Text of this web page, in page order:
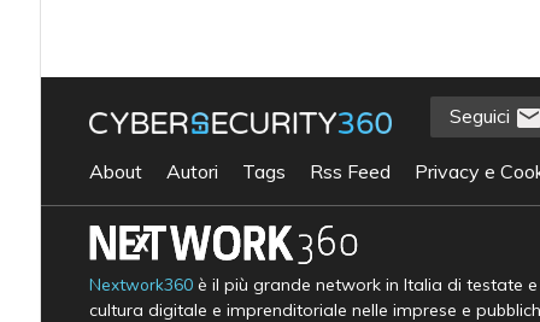
Seguici
About Autori Tags Rss Feed Privacy e
Nextwork360è il più grande network in Italia di testate
cultura digitale e imprenditoriale nelle imprese e